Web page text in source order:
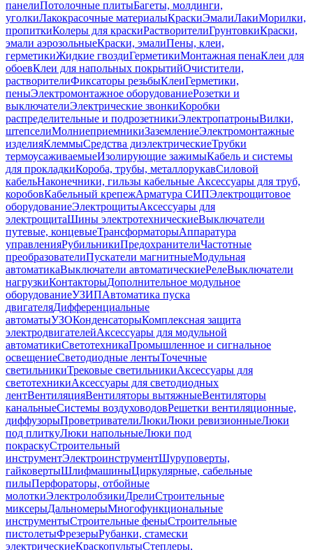
панелиПотолочные плитыБагеты, молдинги,
уголкиЛакокрасочные материалыКраскиЭмалиЛакиМорилки,
пропиткиКолеры для краскиРастворителиГрунтовкиКраски,
эмали аэрозольныеКраски, эмалиПены, клеи,
герметикиЖидкие гвоздиГерметикиМонтажная пенаКлеи для
обоевКлеи для напольных покрытийОчистители,
растворителиФиксаторы резьбыКлеиГерметики,
пеныЭлектромонтажное оборудованиеРозетки и
выключателиЭлектрические звонкиКоробки
распределительные и подрозетникиЭлектропатроныВилки,
штепселиМолниеприемникиЗаземлениеЭлектромонтажные
изделияКлеммыСредства диэлектрическиеТрубки
термоусаживаемыеИзолирующие зажимыКабель и системы
для прокладкиКороба, трубы, металлорукавСиловой
кабельНаконечники, гильзы кабельные Аксессуары для труб,
коробовКабельный крепежАрматура СИПЭлектрощитовое
оборудованиеЭлектрощитыАксессуары для
электрощитаШины электротехническиеВыключатели
путевые, концевыеТрансформаторыАппаратура
управленияРубильникиПредохранителиЧастотные
преобразователиПускатели магнитныеМодульная
автоматикаВыключатели автоматическиеРелеВыключатели
нагрузкиКонтакторыДополнительное модульное
оборудованиеУЗИПАвтоматика пуска
двигателяДифференциальные
автоматыУЗОКонденсаторыКомплексная защита
электродвигателейАксессуары для модульной
автоматикиСветотехникаПромышленное и сигнальное
освещениеСветодиодные лентыТочечные
светильникиТрековые светильникиАксессуары для
светотехникиАксессуары для светодиодных
лентВентиляцияВентиляторы вытяжныеВентиляторы
канальныеСистемы воздуховодовРешетки вентиляционные,
диффузорыПроветривателиЛюкиЛюки ревизионныеЛюки
под плиткуЛюки напольныеЛюки под
покраскуСтроительный
инструментЭлектроинструментШуруповерты,
гайковертыШлифмашиныЦиркулярные, сабельные
пилыПерфораторы, отбойные
молоткиЭлектролобзикиДрелиСтроительные
миксерыДальномерыМногофункциональные
инструментыСтроительные феныСтроительные
пистолетыФрезерыРубанки, стамески
электрическиеКраскопультыСтеплеры,